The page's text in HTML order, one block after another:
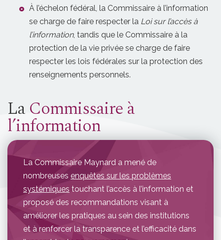
À l’échelon fédéral, la Commissaire à l’information
se charge de faire respecter la Loi sur l’accès à
l’information, tandis que le Commissaire à la
protection de la vie privée se charge de faire
respecter les lois fédérales sur la protection des
renseignements personnels.
LaCommissaire à
l’information
La Commissaire Maynard a mené de
nombreuses enquêtes sur les problèmes
systémiques touchant l’accès à l’information et
proposé des recommandations visant à
améliorer les pratiques au sein des institutions
et à renforcer la transparence et l’efficacité dans